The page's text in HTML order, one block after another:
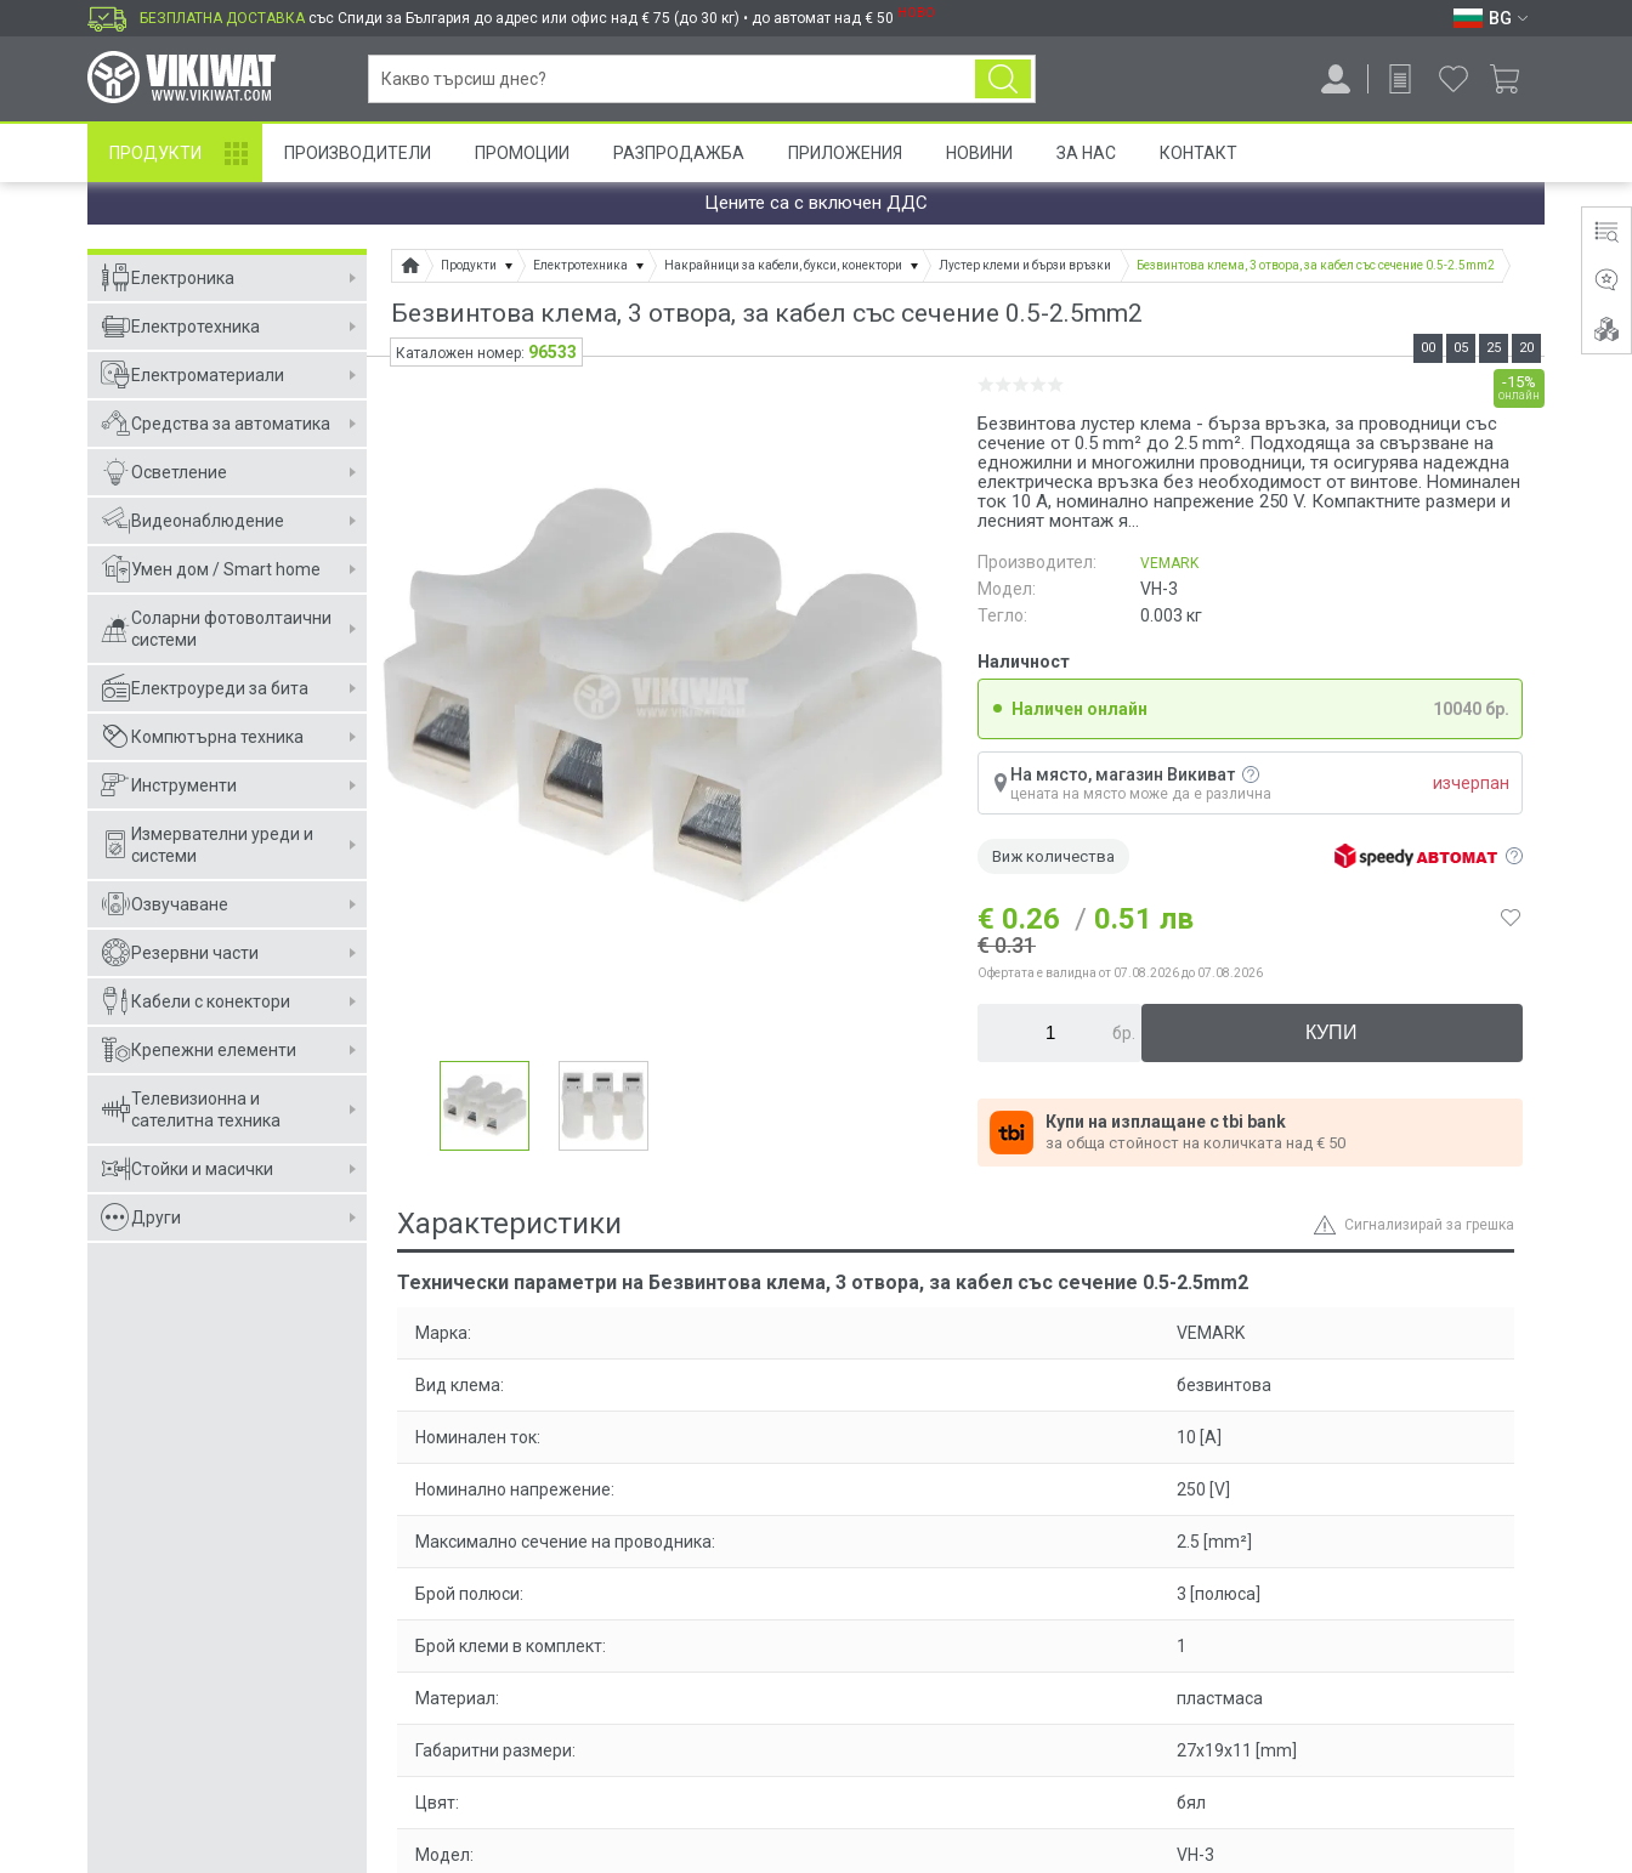
БЕЗПЛАТНА ДОСТАВКА със Спиди за България до адрес или офис над € 75 (до 30 кг) • до автомат над € 50 НОВО BG
ПРОДУКТИ ПРОИЗВОДИТЕЛИ ПРОМОЦИИ РАЗПРОДАЖБА ПРИЛОЖЕНИЯ НОВИНИ ЗА НАС КОНТАКТ
Цените са с включен ДДС
Електроника
Електротехника
Електроматериали
Средства за автоматика
Осветление
Видеонаблюдение
Умен дом / Smart home
Соларни фотоволтаични
системи
Електроуреди за бита
Компютърна техника
Инструменти
Измервателни уреди и
системи
Озвучаване
Резервни части
Кабели с конектори
Крепежни елементи
Телевизионна и
сателитна техника
Стойки и масички
Други
Продукти Електротехника Накрайници за кабели, букси, конектори Лустер клеми и бързи връзки Безвинтова клема, 3 отвора, за кабел със сечение 0.5-2.5mm2
Безвинтова клема, 3 отвора, за кабел със сечение 0.5-2.5mm2
Безвинтова лустер клема - бърза връзка, за проводници със
сечение от 0.5 mm² до 2.5 mm². Подходяща за свързване на
едножилни и многожилни проводници, тя осигурява надеждна
електрическа връзка без необходимост от винтове. Номинален
ток 10 A, номинално напрежение 250 V. Компактните размери и
лесният монтаж я...
Производител: VEMARK
Модел:
VH-3
Тегло:
0.003 кг
Наличност
Наличен онлайн 10040 бр.
На място, магазин Викиват
цената на място може да е различна
изчерпан
Виж количества
-15%
онлайн
00 05 25 19
€ 0.26 / 0.51 лв
€ 0.31
Офертата е валидна от 07.08.2026 до 07.08.2026
бр.
Купи на изплащане с tbi bank
за обща стойност на количката над € 50
Каталожен номер: 96533
Сигнализирай за грешка
Характеристики
Технически параметри на Безвинтова клема, 3 отвора, за кабел със сечение 0.5-2.5mm2
Марка: VEMARK
Вид клема: безвинтова
Номинален ток: 10 [A]
Номинално напрежение: 250 [V]
Максимално сечение на проводника: 2.5 [mm²]
Брой полюси: 3 [полюса]
Брой клеми в комплект: 1
Материал: пластмаса
Габаритни размери: 27x19x11 [mm]
Цвят: бял
Модел: VH-3